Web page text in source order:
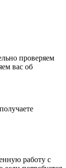
проверяем
вас об
работу с